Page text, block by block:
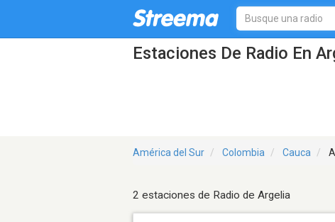
Estaciones De Radio En
América del Sur Colombia Cauca
2 estaciones de Radio de Argelia